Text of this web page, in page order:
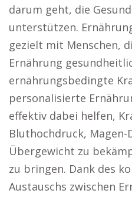
darum geht, die
unterstützen.
gezielt mit Menschen,
Ernährung
ernährungsbedingte
personalisierte
effektiv dabei helfen,
Bluthochdruck,
Übergewicht zu
zu bringen. Dank des
Austauschs zwischen